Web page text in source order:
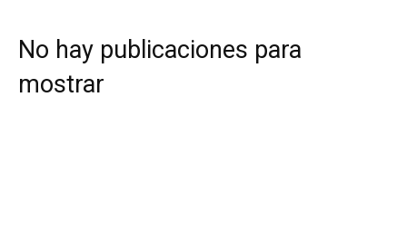
No hay publicaciones para
mostrar